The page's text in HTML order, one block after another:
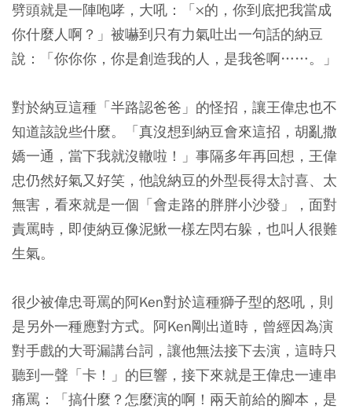
劈頭就是一陣咆哮，大吼：「×的，你到底把我當成
你什麼人啊？」被嚇到只有力氣吐出一句話的納豆
說：「你你你，你是創造我的人，是我爸啊……。」
對於納豆這種「半路認爸爸」的怪招，讓王偉忠也不
知道該說些什麼。「真沒想到納豆會來這招，胡亂撒
嬌一通，當下我就沒轍啦！」事隔多年再回想，王偉
忠仍然好氣又好笑，他說納豆的外型長得太討喜、太
無害，看來就是一個「會走路的胖胖小沙發」，面對
責罵時，即使納豆像泥鰍一樣左閃右躲，也叫人很難
生氣。
很少被偉忠哥罵的阿Ken對於這種獅子型的怒吼，則
是另外一種應對方式。阿Ken剛出道時，曾經因為演
對手戲的大哥漏講台詞，讓他無法接下去演，這時只
聽到一聲「卡！」的巨響，接下來就是王偉忠一連串
痛罵：「搞什麼？怎麼演的啊！兩天前給的腳本，是